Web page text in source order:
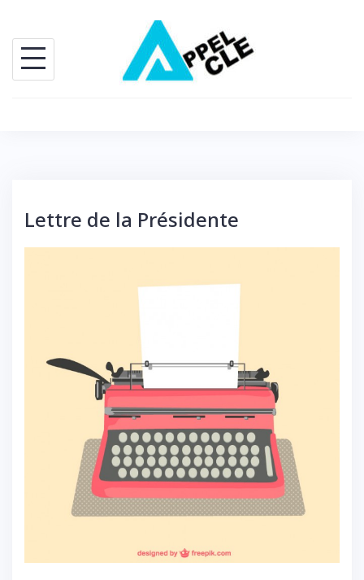
to
content
Lettre de la Présidente